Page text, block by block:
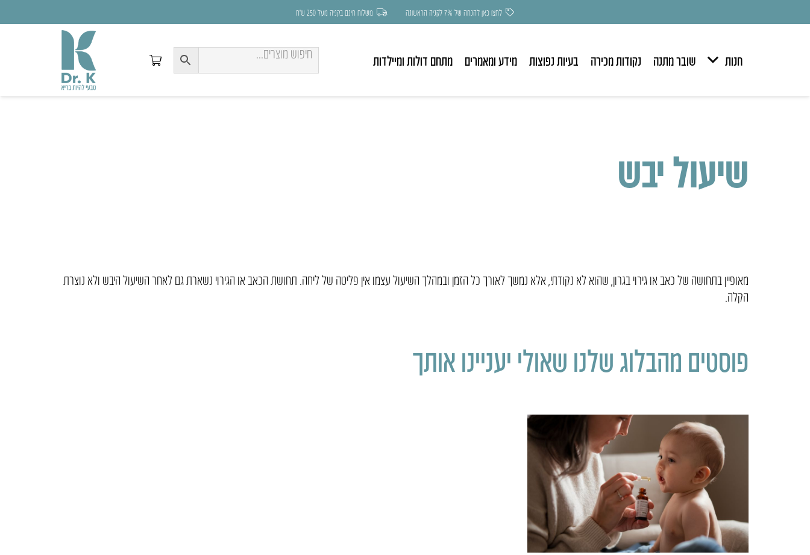
לחצו כאן להנחה של 7% לקניה הראשונה משלוח חינם בקניה מעל 250 ש״ח
חנות שובר מתנה נקודות מכירה בעיות נפוצות מידע ומאמרים מתחם דולות ומיילדות
שיעול יבש
מאופיין בתחושה של כאב או גירוי בגרון, שהוא לא נקודתי, אלא נמשך לאורך כל הזמן ובמהלך השיעול עצמו אין פליטה של ליחה. תחושת הכאב או הגירוי נשארת גם לאחר השיעול היבש ולא נוצרת
הקלה.
פוסטים מהבלוג שלנו שאולי יעניינו אותך